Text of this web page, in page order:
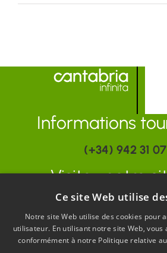
Informations
(+34) 942 31
Visitez notre
Ce site Web utilise
Notre site Web utilise des cookies pour
utilisateur. En utilisant notre site Web, vous
conformément à notre Politique relative